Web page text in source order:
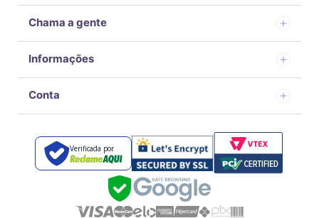
Chama a gente
Informações
Conta
Verificada por